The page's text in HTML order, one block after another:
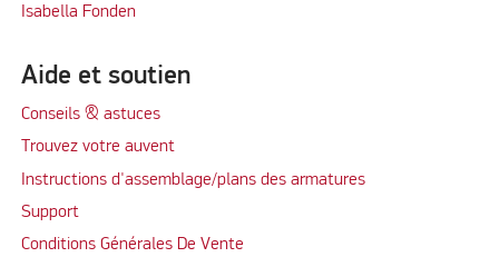
Isabella Fonden
Aide et soutien
Conseils & astuces
Trouvez votre auvent
Instructions d'assemblage/plans des armatures
Support
Conditions Générales De Vente